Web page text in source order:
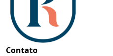
Contato